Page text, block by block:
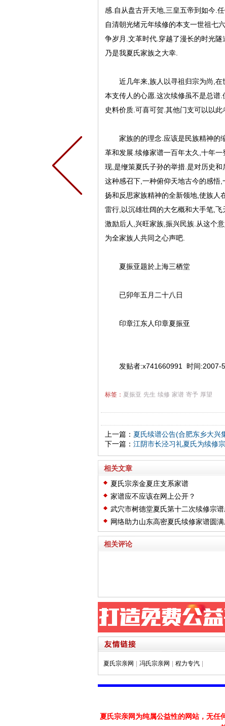
感.自从盘古开天地,三皇五帝到如今.
自清朝光绪元年续修的本支一世祖七
争岁月.文革时代.穿越了漫长的时光
乃是我夏氏家族之大幸.
近几年来,族人以寻祖归宗为尚,在
本支传人的心愿.这次续修虽不是总谱
史料价质.可喜可贺.其他门支可以以此
家族的的理念.应该是民族精神的缩
革和发展.续修家谱一百年太久,十年
现,是缏策夏氏子孙的举措.是对历史
这种感召下,一种俯仰天地古今的感悟
扬和反思家族精神的全新领地,使族人
雷行,以沉雄壮阔的大乞概和大手笔,
激励后人,兴旺家族,振兴民族.从这个
为全家族人共同之心声吧.
夏振亚题於上海三栖堂
已卯年五月二十八日
印章江东人印章夏振亚
发贴者:x741660991 时间:2007-
标签： 夏振亚 先生 续修 家谱 寄予 厚望
上一篇： 夏氏续谱公告(合肥东乡大兴
下一篇： 江阴市长泾习礼夏氏为续修
相关文章
夏氏宗亲金夏庄支系家谱
家谱应不应该在网上公开？
武穴市树德堂夏氏第十二次续修宗
树林理事长在庆典大会上的讲话
网络助力山东高密夏氏续修家谱圆
相关评论
夏氏宗亲网 冯氏宗亲网 程力专汽
夏氏宗亲网为纯属公益性的网站，无任